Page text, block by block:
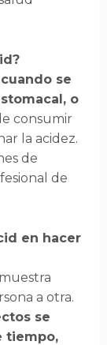
cuando se
o
consumir
la acidez.
de
de
en hacer
a otra.
se
tiempo,